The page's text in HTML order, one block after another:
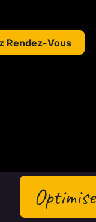
Rendez-Vous